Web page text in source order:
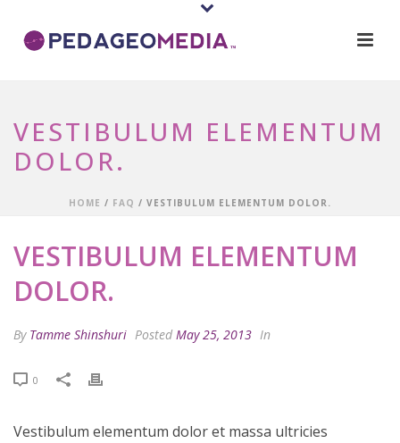
VESTIBULUM ELEMENTUM
DOLOR.
HOME / FAQ / VESTIBULUM ELEMENTUM DOLOR.
VESTIBULUM ELEMENTUM
DOLOR.
By Tamme Shinshuri Posted May 25, 2013 In
0
Vestibulum elementum dolor et massa ultricies